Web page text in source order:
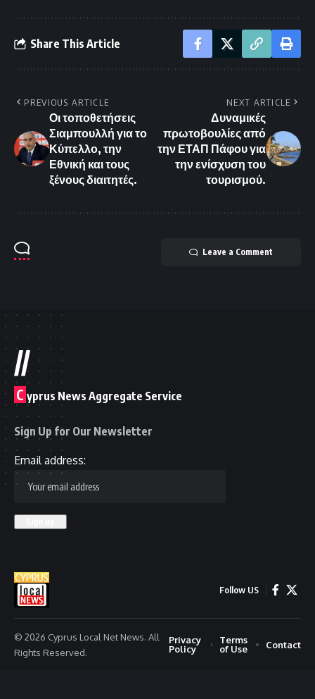
Share This Article
PREVIOUS ARTICLE
Οι τοποθετήσεις
Σιαμπουλλή για το
Κύπελλο, την
Εθνική και τους
ξένους διαιτητές.
NEXT ARTICLE
Δυναμικές
πρωτοβουλίες από
την ΕΤΑΠ Πάφου για
την ενίσχυση του
τουρισμού.
Leave a Comment
//
C yprus News Aggregate Service
Sign Up for Our Newsletter
Email address:
Follow US
© 2026 Cyprus Local Net News. All
Rights Reserved.
Privacy
Policy
Terms
of Use
Contact